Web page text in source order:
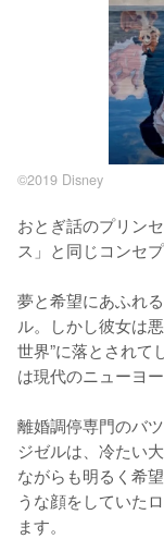
©2019 Disney
おとぎ話のプリン
ス」と同じコンセ
夢と希望にあふれ
ル。しかし彼女は
世界”に落とされて
は現代のニューヨー
離婚調停専門のバ
ジゼルは、冷たい
ながらも明るく希
うな顔をしていた
ます。